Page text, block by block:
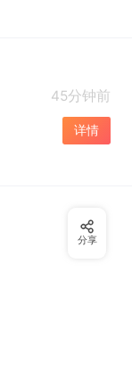
45分钟前
详情
分享